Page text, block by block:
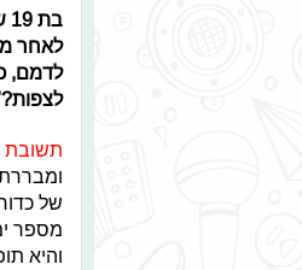
לאחר
לדמם,
תשובת
של
מספר
והיא